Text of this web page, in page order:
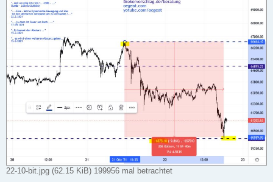
22-10-bit.jpg (62.15 KiB) 199956 mal betrachtet